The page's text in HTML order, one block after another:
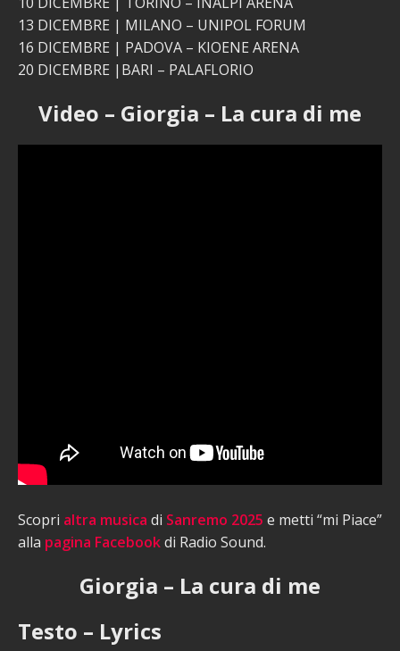
13 DICEMBRE | MILANO – UNIPOL FORUM
16 DICEMBRE | PADOVA – KIOENE ARENA
20 DICEMBRE |BARI – PALAFLORIO
Video – Giorgia – La cura di me
Scopri altra musica di Sanremo 2025 e metti “mi Piace”
alla pagina Facebookdi Radio Sound.
Giorgia – La cura di me
Testo – Lyrics